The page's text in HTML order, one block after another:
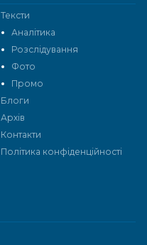
Тексти
Аналітика
Розслідування
Фото
Промо
Блоги
Архів
Контакти
Політика конфіденційності